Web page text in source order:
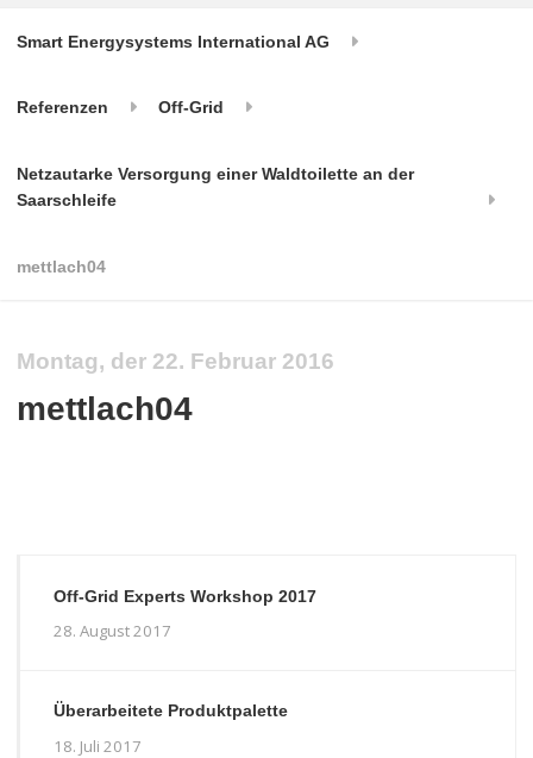
Smart Energysystems International AG
Referenzen Off-Grid
Netzautarke Versorgung einer Waldtoilette an der
Saarschleife
mettlach04
Montag, der 22. Februar 2016
mettlach04
Off-Grid Experts Workshop 2017
28. August 2017
Überarbeitete Produktpalette
18. Juli 2017